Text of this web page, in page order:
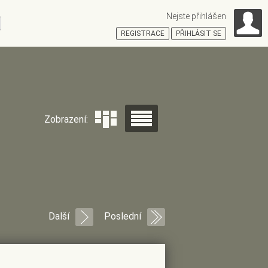
Zobrazení:
Další Poslední
Nejste přihlášen
REGISTRACE PŘIHLÁSIT SE